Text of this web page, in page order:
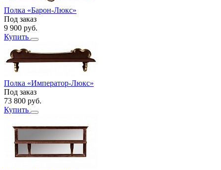
Полка «Барон-Люкс»
Под заказ
9 900 руб.
Купить
Полка «Император-Люкс»
Под заказ
73 800 руб.
Купить